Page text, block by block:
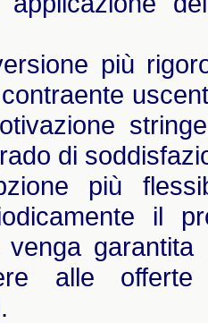
più
di
più
il
venga
alle